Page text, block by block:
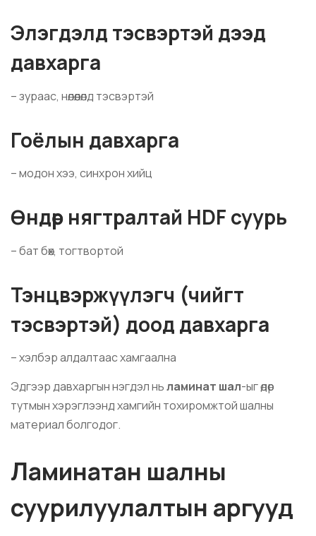
Элэгдэлд тэсвэртэй дээд
давхарга
– зураас, нөлөөлөлд тэсвэртэй
Гоёлын давхарга
– модон хээ, синхрон хийц
Өндөр нягтралтай HDF суурь
– бат бөх, тогтвортой
Тэнцвэржүүлэгч (чийгт
тэсвэртэй) доод давхарга
– хэлбэр алдалтаас хамгаална
Эдгээр давхаргын нэгдэл ньламинат шал-ыг өдөр
тутмын хэрэглээнд хамгийн тохиромжтой шалны
материал болгодог.
Ламинатан шалны
суурилуулалтын аргууд